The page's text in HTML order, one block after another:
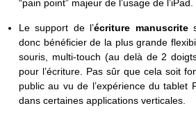
“pain point” majeur de l’usage de l’iPad.
Le support de l’écriture manuscrite
donc bénéficier de la plus grande
souris, multi-touch (au delà de 2
pour l’écriture. Pas sûr que cela soit
public au vu de l’expérience du tablet
dans certaines applications verticales.